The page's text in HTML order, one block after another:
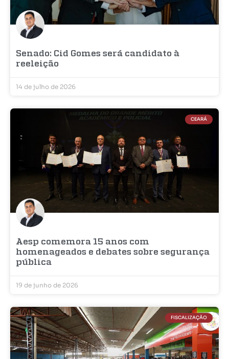
Senado: Cid Gomes será candidato à
reeleição
14 de julho de 2026
CEARÁ
Aesp comemora 15 anos com
homenageados e debates sobre segurança
pública
19 de junho de 2026
FISCALIZAÇÃO